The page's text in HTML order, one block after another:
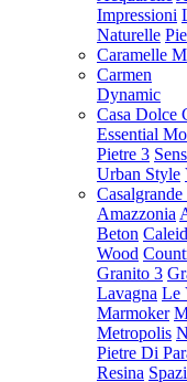
Impressioni
Naturelle
Caramelle
Carmen
Dynamic
Casa Dolce
Essential
Pietre 3
Urban Style
Casalgrande
Amazzonia
Beton
Wood
Granito 3
Lavagna Le
Marmoker
Metropolis
Pietre Di
Resina